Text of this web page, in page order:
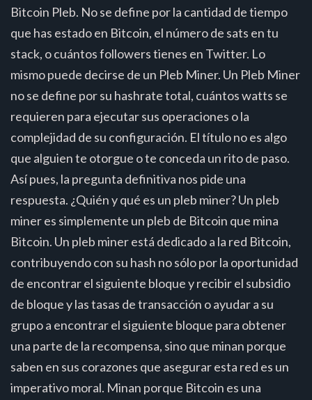
Bitcoin Pleb. No se define por la cantidad de tiempo
que has estado en Bitcoin, el número de sats en tu
stack, o cuántos followers tienes en Twitter. Lo
mismo puede decirse de un Pleb Miner. Un Pleb Miner
no se define por su hashrate total, cuántos watts se
requieren para ejecutar sus operaciones o la
complejidad de su configuración. El título no es algo
que alguien te otorgue o te conceda un rito de paso.
Así pues, la pregunta definitiva nos pide una
respuesta. ¿Quién y qué es un pleb miner? Un pleb
miner es simplemente un pleb de Bitcoin que mina
Bitcoin. Un pleb miner está dedicado a la red Bitcoin,
contribuyendo con su hash no sólo por la oportunidad
de encontrar el siguiente bloque y recibir el subsidio
de bloque y las tasas de transacción o ayudar a su
grupo a encontrar el siguiente bloque para obtener
una parte de la recompensa, sino que minan porque
saben en sus corazones que asegurar esta red es un
imperativo moral. Minan porque Bitcoin es una